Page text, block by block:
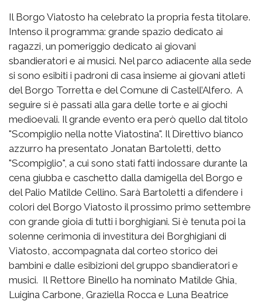
Il Borgo Viatosto ha celebrato la propria festa titolare.
Intenso il programma: grande spazio dedicato ai
ragazzi, un pomeriggio dedicato ai giovani
sbandieratori e ai musici. Nel parco adiacente alla sede
si sono esibiti i padroni di casa insieme ai giovani atleti
del Borgo Torretta e del Comune di Castell’Alfero. A
seguire si è passati alla gara delle torte e ai giochi
medioevali. Il grande evento era però quello dal titolo
"Scompiglio nella notte Viatostina". Il Direttivo bianco
azzurro ha presentato Jonatan Bartoletti, detto
"Scompiglio", a cui sono stati fatti indossare durante la
cena giubba e caschetto dalla damigella del Borgo e
del Palio Matilde Cellino. Sarà Bartoletti a difendere i
colori del Borgo Viatosto il prossimo primo settembre
con grande gioia di tutti i borghigiani. Si è tenuta poi la
solenne cerimonia di investitura dei Borghigiani di
Viatosto, accompagnata dal corteo storico dei
bambini e dalle esibizioni del gruppo sbandieratori e
musici. Il Rettore Binello ha nominato Matilde Ghia,
Luigina Carbone, Graziella Rocca e Luna Beatrice